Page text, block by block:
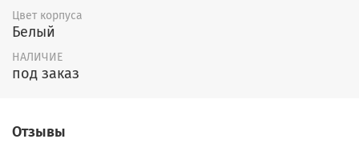
4) Шкаф верхний навесной шириной
400 с глухим фасадом;
5) Шкаф верхний навесной шириной
Цвет корпуса
Белый
НАЛИЧИЕ
под заказ
Отзывы